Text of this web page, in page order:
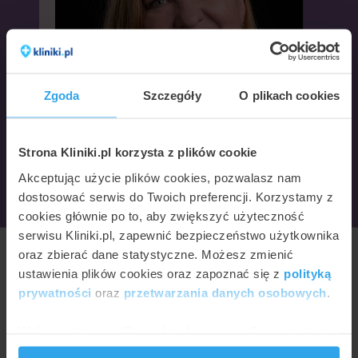
Zgoda Szczegóły O plikach cookies
Strona Kliniki.pl korzysta z plików cookie
Akceptując użycie plików cookies, pozwalasz nam
dostosować serwis do Twoich preferencji. Korzystamy z
cookies głównie po to, aby zwiększyć użyteczność
serwisu Kliniki.pl, zapewnić bezpieczeństwo użytkownika
oraz zbierać dane statystyczne. Możesz zmienić
ustawienia plików cookies oraz zapoznać się z polityką
prywatności oraz przetwarzania danych osobowych
i reklam, aby oferować funkcje społecznościowe i
Dorota Minta
psycholog, psychoterapeuta